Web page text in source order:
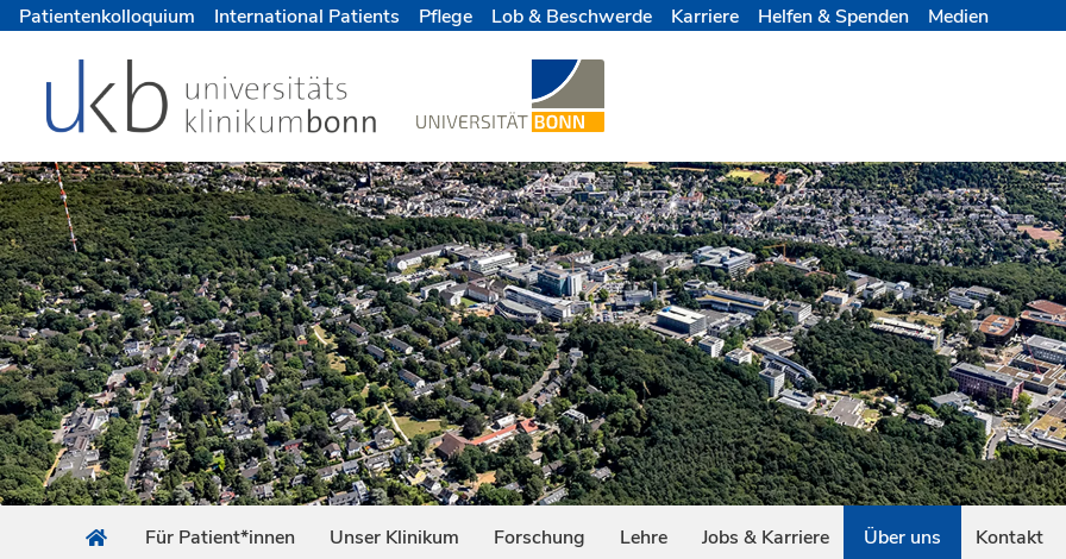
Patientenkolloquium International Patients Pflege Lob & Beschwerde Karriere Helfen & Spenden Medien
Für Patient*innen Unser Klinikum Forschung Lehre Jobs & Karriere Über uns Kontakt